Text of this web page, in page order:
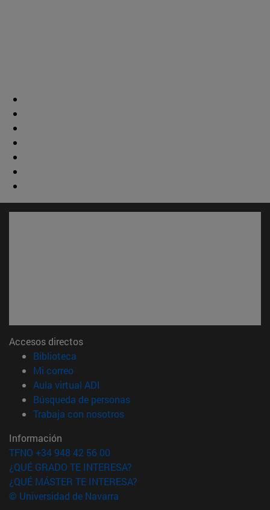
Accesos directos
Biblioteca
Mi correo(abre en nueva ventana)
Aula virtual ADI
Búsqueda de personas(abre en nueva ventana)
Trabaja con nosotros(abre en nueva ventana)
Información
TFNO +34 948 42 56 00
¿QUÉ GRADO TE INTERESA?
¿QUÉ MÁSTER TE INTERESA?
© Universidad de Navarra